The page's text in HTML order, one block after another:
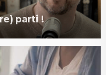
parti !